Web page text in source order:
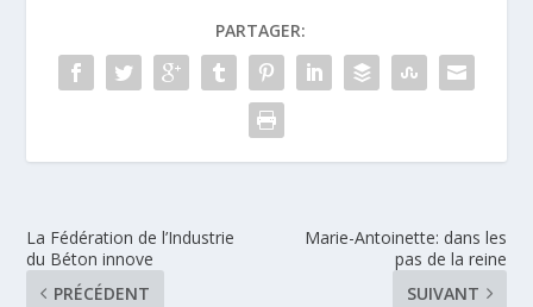
PARTAGER:
La Fédération de l’Industrie
du Béton innove
PRÉCÉDENT
Marie-Antoinette: dans les
pas de la reine
SUIVANT